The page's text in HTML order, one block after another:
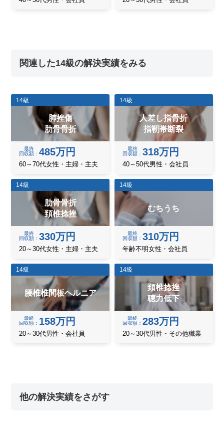
関連した14級の解決実績をみる
14級
肺挫傷
肋骨骨折
最終
回収額
485万円
60～70代女性・主婦・主夫
14級
人差し指骨折
指靭帯断裂
最終
回収額
318万円
40～50代男性・会社員
14級
肋骨骨折
頚椎捻挫
最終
回収額
330万円
20～30代女性・主婦・主夫
14級
むちうち
最終
回収額
310万円
年齢不明女性・会社員
14級
腰椎椎間板ヘルニア
最終
回収額
158万円
20～30代男性・会社員
14級
頚椎捻挫
聴力低下
最終
回収額
283万円
20～30代男性・その他職業
他の解決実績をさがす